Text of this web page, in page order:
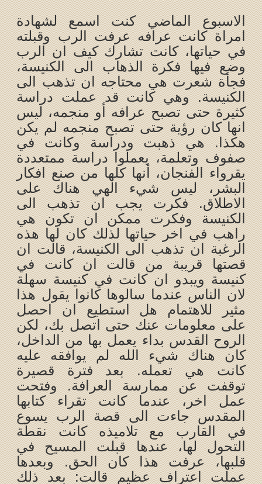
الاسبوع الماضي كنت اسمع لشهادة
امراة كانت عرافه عرفت الرب وقبلته
في حياتها، كانت تشارك كيف ان الرب
وضع فيها فكرة الذهاب الى الكنيسة،
فجأة شعرت هي محتاجه ان تذهب الى
الكنيسة. وهي كانت قد عملت دراسة
كثيرة حتى تصبح عرافه أو منجمه، ليس
انها كان رؤية حتى تصبح منجمه لم يكن
هكذا. هي ذهبت ودراسة وكانت في
صفوف وتعلمة، يعملوا دراسة ممتعددة
يقرواء الفنجان، أنها كلها من صنع افكار
البشر، ليس شيء الهي هناك على
الاطلاق. فكرت يجب ان تذهب الى
الكنيسة وفكرت ممكن ان تكون هي
راهب في اخر حياتها لذلك كان لها هذه
الرغبة ان تذهب الى الكنيسة، قالت ان
قصتها قريبة من قالت ان كانت في
كنيسة ويبدو ان كانت في كنيسة سهلة
لان الناس عندما سالوها كانوا يقول هذا
مثير للاهتمام هل استطيع ان احصل
على معلومات عنك حتى اتصل بك، لكن
الروح القدس بداء يعمل بها من الداخل،
كان هناك شيء الله لم يوافقه عليه
كانت هي تعمله. بعد فترة قصيرة
توقفت عن ممارسة العرافة. وفتحت
عمل اخر، عندما كانت تقراء كتابها
المقدس جاءت الى قصة الرب يسوع
في القارب مع تلاميذه كانت نقطة
التحول لها، عندها قبلت المسيح في
قلبها، عرفت هذا كان الحق. وبعدها
عملت اعتراف عظيم قالت: بعد ذلك